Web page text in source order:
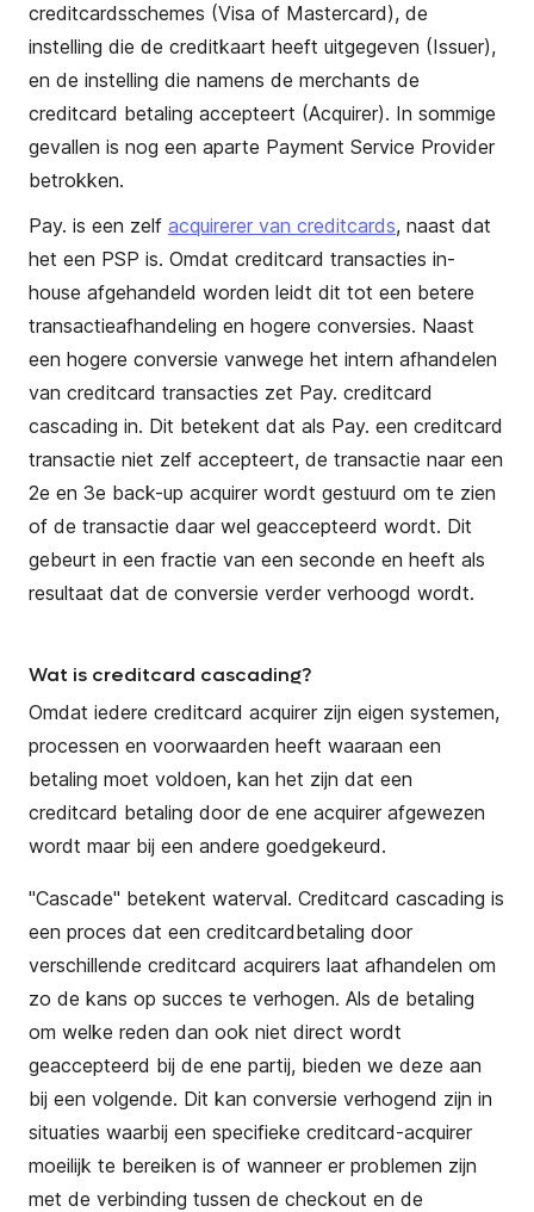
creditcardsschemes (Visa of Mastercard), de
instelling die de creditkaart heeft uitgegeven (Issuer),
en de instelling die namens de merchants de
creditcard betaling accepteert (Acquirer). In sommige
gevallen is nog een aparte Payment Service Provider
betrokken.
Pay. is een zelf acquirerer van creditcards, naast dat
het een PSP is. Omdat creditcard transacties in-
house afgehandeld worden leidt dit tot een betere
transactieafhandeling en hogere conversies. Naast
een hogere conversie vanwege het intern afhandelen
van creditcard transacties zet Pay. creditcard
cascading in. Dit betekent dat als Pay. een creditcard
transactie niet zelf accepteert, de transactie naar een
2e en 3e back-up acquirer wordt gestuurd om te zien
of de transactie daar wel geaccepteerd wordt. Dit
gebeurt in een fractie van een seconde en heeft als
resultaat dat de conversie verder verhoogd wordt.
Wat is creditcard cascading?
Omdat iedere creditcard acquirer zijn eigen systemen,
processen en voorwaarden heeft waaraan een
betaling moet voldoen, kan het zijn dat een
creditcard betaling door de ene acquirer afgewezen
wordt maar bij een andere goedgekeurd.
"Cascade" betekent waterval. Creditcard cascading is
een proces dat een creditcardbetaling door
verschillende creditcard acquirers laat afhandelen om
zo de kans op succes te verhogen. Als de betaling
om welke reden dan ook niet direct wordt
geaccepteerd bij de ene partij, bieden we deze aan
bij een volgende. Dit kan conversie verhogend zijn in
situaties waarbij een specifieke creditcard-acquirer
moeilijk te bereiken is of wanneer er problemen zijn
met de verbinding tussen de checkout en de